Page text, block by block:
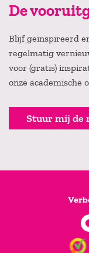
De
Blijf geïnspireerd
regelmatig
voor (gratis)
onze academische
Stuur mij de